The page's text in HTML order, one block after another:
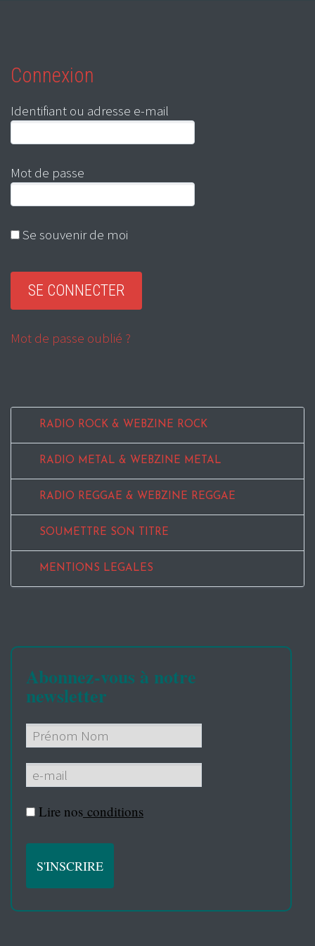
Connexion
Identifiant ou adresse e-mail
Mot de passe
Se souvenir de moi
Mot de passe oublié ?
RADIO ROCK & WEBZINE ROCK
RADIO METAL & WEBZINE METAL
RADIO REGGAE & WEBZINE REGGAE
SOUMETTRE SON TITRE
MENTIONS LEGALES
Abonnez-vous à notre
newsletter
Lire nos conditions